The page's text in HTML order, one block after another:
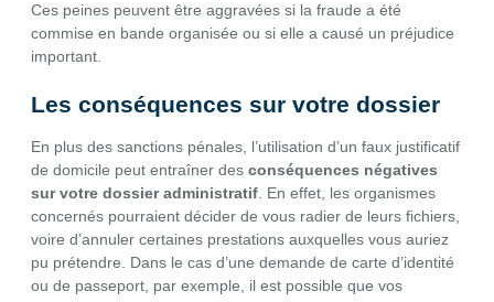
Ces peines peuvent être aggravées si la fraude a été
commise en bande organisée ou si elle a causé un préjudice
important.
Les conséquences sur votre dossier
En plus des sanctions pénales, l’utilisation d’un faux justificatif
de domicile peut entraîner des conséquences négatives
sur votre dossier administratif. En effet, les organismes
concernés pourraient décider de vous radier de leurs fichiers,
voire d’annuler certaines prestations auxquelles vous auriez
pu prétendre. Dans le cas d’une demande de carte d’identité
ou de passeport, par exemple, il est possible que vos